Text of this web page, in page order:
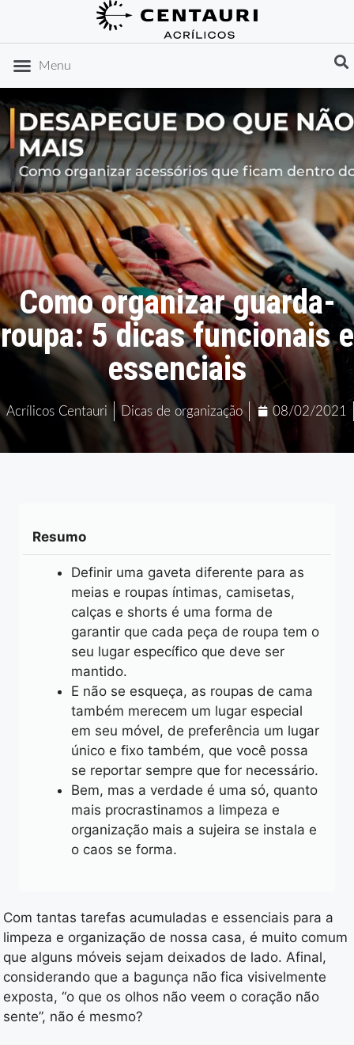
Menu
Como organizar guarda-
roupa: 5 dicas funcionais e
essenciais
Acrílicos Centauri Dicas de organização 08/02/2021
Resumo
Definir uma gaveta diferente para as
meias e roupas íntimas, camisetas,
calças e shorts é uma forma de
garantir que cada peça de roupa tem o
seu lugar específico que deve ser
mantido.
E não se esqueça, as roupas de cama
também merecem um lugar especial
em seu móvel, de preferência um lugar
único e fixo também, que você possa
se reportar sempre que for necessário.
Bem, mas a verdade é uma só, quanto
mais procrastinamos a limpeza e
organização mais a sujeira se instala e
o caos se forma.
Com tantas tarefas acumuladas e essenciais para a
limpeza e organização de nossa casa, é muito comum
que alguns móveis sejam deixados de lado. Afinal,
considerando que a bagunça não fica visivelmente
exposta, “o que os olhos não veem o coração não
sente”, não é mesmo?